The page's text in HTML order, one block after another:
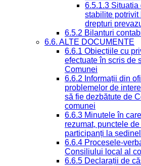
6.5.1.3
stabilite potrivit
drepturi
6.5.2 Bilanturi
6.6. ALTE DOCUMENTE
6.6.1 Obiecțiile cu
efectuate în scris de
Comunei
6.6.2 Informații din
problemelor de
să fie dezbătute de
comunei
6.6.3 Minutele în
rezumat, punctele
participanți la
6.6.4 Procesele-
Consiliului local al
6.6.5 Declarații de